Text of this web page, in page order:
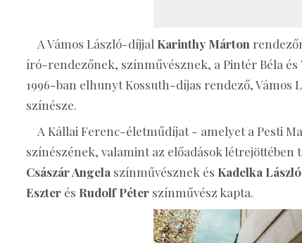
A Vámos László-díjjal Karinthy Márton
író-rendezőnek, színművésznek, a Pintér Béla
1996-ban elhunyt Kossuth-díjas rendező,
színésze.
A Kállai Ferenc-életműdíjat - amelyet a Pesti
színészének, valamint az előadások
Császár Angela színművésznek és Kadelka László
Eszter és Rudolf Péter színművész kapta.